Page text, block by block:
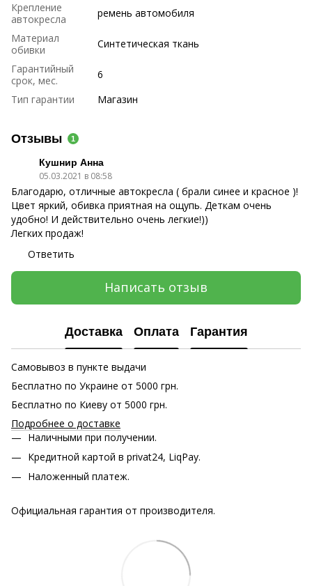
Крепление
автокресла
ремень автомобиля
Материал
обивки
Синтетическая ткань
Гарантийный
срок, мес.
6
Тип гарантии
Магазин
Отзывы 1
Кушнир Анна
05.03.2021 в 08:58
Благодарю, отличные автокресла ( брали синее и красное )!
Цвет яркий, обивка приятная на ощупь. Деткам очень
удобно! И действительно очень легкие!))
Легких продаж!
Ответить
Написать отзыв
Доставка Оплата Гарантия
Самовывоз в пункте выдачи
Бесплатно по Украине от 5000 грн.
Бесплатно по Киеву от 5000 грн.
Подробнее о доставке
Наличными при получении.
Кредитной картой в privat24, LiqPay.
Наложенный платеж.
Официальная гарантия от производителя.